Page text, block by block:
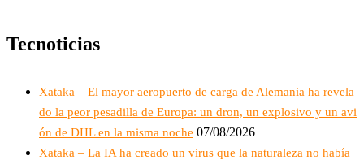
Tecnoticias
Xataka – El mayor aeropuerto de carga de Alemania ha revela
do la peor pesadilla de Europa: un dron, un explosivo y un avi
ón de DHL en la misma noche 07/08/2026
Xataka – La IA ha creado un virus que la naturaleza no había